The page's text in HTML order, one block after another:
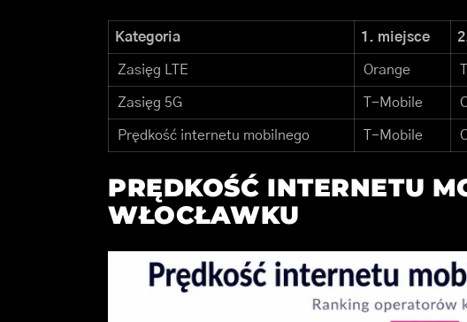
Kategoria 1. miejsce
Zasięg LTE Orange
Zasięg 5G T-Mobile
Prędkość internetu mobilnego T-Mobile
PRĘDKOŚĆ INTERNETU
WŁOCŁAWKU